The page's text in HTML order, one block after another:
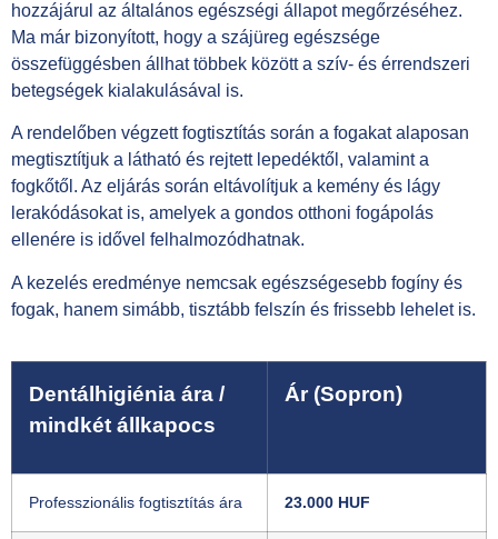
hozzájárul az általános egészségi állapot megőrzéséhez.
Ma már bizonyított, hogy a szájüreg egészsége
összefüggésben állhat többek között a szív- és érrendszeri
betegségek kialakulásával is.
A rendelőben végzett fogtisztítás során a fogakat alaposan
megtisztítjuk a látható és rejtett lepedéktől, valamint a
fogkőtől. Az eljárás során eltávolítjuk a kemény és lágy
lerakódásokat is, amelyek a gondos otthoni fogápolás
ellenére is idővel felhalmozódhatnak.
A kezelés eredménye nemcsak egészségesebb fogíny és
fogak, hanem simább, tisztább felszín és frissebb lehelet is.
Dentálhigiénia ára /
mindkét állkapocs
Ár (Sopron)
Professzionális fogtisztítás ára 23.000 HUF